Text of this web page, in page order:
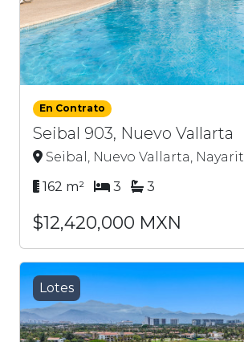
En Contrato
Seibal 903, Nuevo Vallarta
Seibal, Nuevo Vallarta, Nayarit
162 m²
3 3
$12,420,000 MXN
Lotes